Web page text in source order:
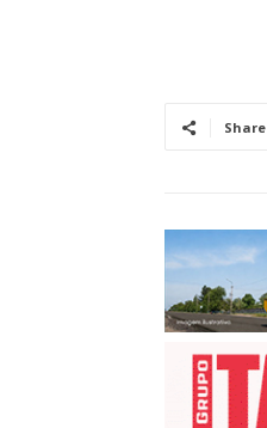
Share